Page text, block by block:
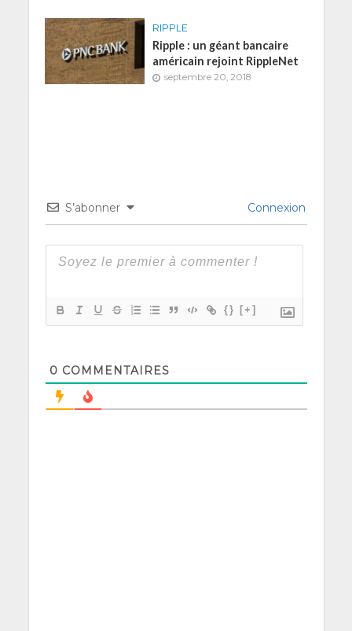
RIPPLE
Ripple : un géant bancaire
américain rejoint RippleNet
septembre 20, 2018
S’abonner Connexion
{} [+]
0 COMMENTAIRES